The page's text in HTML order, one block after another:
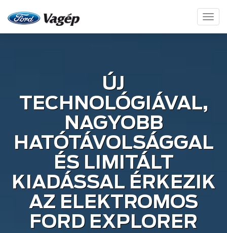
ÚJ
TECHNOLÓGIÁVAL,
NAGYOBB
HATÓTÁVOLSÁGGAL
ÉS LIMITÁLT
KIADÁSSAL ÉRKEZIK
AZ ELEKTROMOS
FORD EXPLORER